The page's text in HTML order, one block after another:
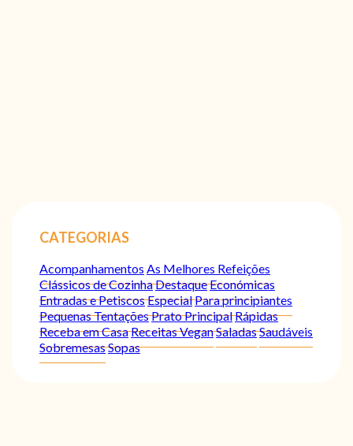
CATEGORIAS
Acompanhamentos As Melhores Refeições
Clássicos de CozinhaDestaqueEconómicas
Entradas e PetiscosEspecialPara principiantes
Pequenas TentaçõesPrato PrincipalRápidas
Receba em CasaReceitas VeganSaladasSaudáveis
SobremesasSopas